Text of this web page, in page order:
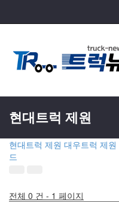
현대트럭 제원
현대트럭 제원 대우트럭 제원
드
전체 0 건 - 1 페이지